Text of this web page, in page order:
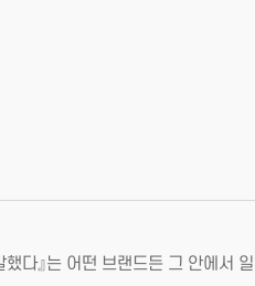
했다』는 어떤 브랜드든 그 안에